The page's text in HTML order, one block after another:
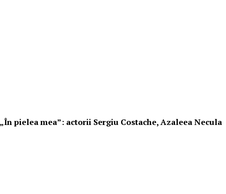
pielea mea”: actorii Sergiu Costache, Azaleea Necula